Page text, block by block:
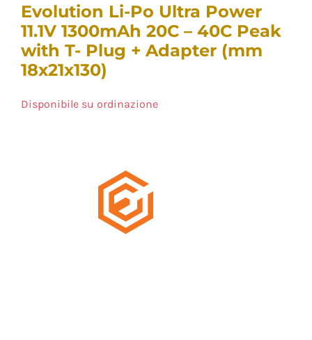
Evolution Li-Po Ultra Power
11.1V 1300mAh 20C – 40C Peak
with T- Plug + Adapter (mm
18x21x130)
Disponibile su ordinazione